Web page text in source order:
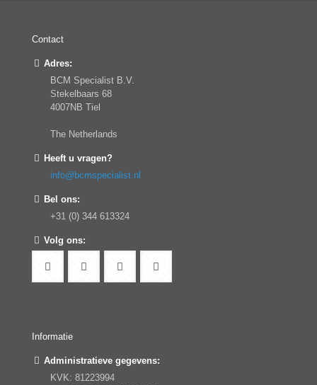
Contact
Adres:
BCM Specialist B.V.
Stekelbaars 68
4007NB Tiel
The Netherlands
Heeft u vragen?
info@bcmspecialist.nl
Bel ons:
+31 (0) 344 613324
Volg ons:
Informatie
Administratieve gegevens:
KVK: 81223994